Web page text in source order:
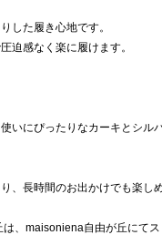
した履き心地です。
迫感なく楽に履けます。
使いにぴったりなカーキとシル
り、長時間のお出かけでも楽
は、maisoniena自由が丘にて